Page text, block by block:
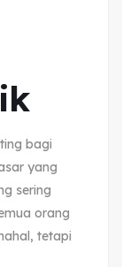
bagi
yang
sering
orang
tetapi